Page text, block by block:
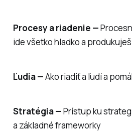
Procesy a riadenie —
ide všetko hladko a
Ľudia —Ako riadiť a ľudí a
Stratégia —Prístup ku
a základné frameworky